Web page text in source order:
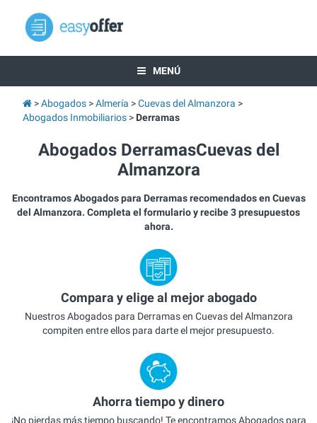
MENÚ
Abogados Almería
Cuevas del Almanzora
Abogados Inmobiliarios
Derramas
Abogados DerramasCuevas del
Almanzora
Encontramos Abogados para Derramas recomendados en Cuevas
del Almanzora. Completa el formulario y recibe 3 presupuestos
ahora.
Compara y elige al mejor abogado
Nuestros Abogados para Derramas en Cuevas del Almanzora
compiten entre ellos para darte el mejor presupuesto.
Ahorra tiempo y dinero
¡No pierdas más tiempo buscando! Te encontramos Abogados para